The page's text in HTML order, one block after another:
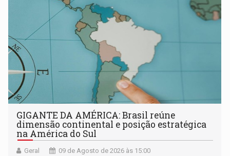
GIGANTE DA AMÉRICA: Brasil reúne
dimensão continental e posição estratégica
na América do Sul
Geral 09 de Agosto de 2026 às 15:00